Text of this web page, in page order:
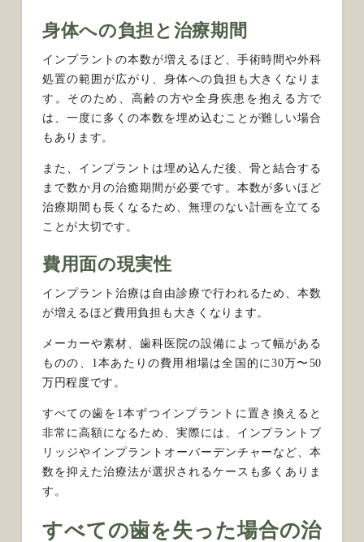
身体への負担と治療期間
インプラントの本数が増えるほど、手術時間や外科
処置の範囲が広がり、身体への負担も大きくなりま
す。そのため、高齢の方や全身疾患を抱える方で
は、一度に多くの本数を埋め込むことが難しい場合
もあります。
また、インプラントは埋め込んだ後、骨と結合する
まで数か月の治癒期間が必要です。本数が多いほど
治療期間も長くなるため、無理のない計画を立てる
ことが大切です。
費用面の現実性
インプラント治療は自由診療で行われるため、本数
が増えるほど費用負担も大きくなります。
メーカーや素材、歯科医院の設備によって幅がある
ものの、1本あたりの費用相場は全国的に30万〜50
万円程度です。
すべての歯を1本ずつインプラントに置き換えると
非常に高額になるため、実際には、インプラントブ
リッジやインプラントオーバーデンチャーなど、本
数を抑えた治療法が選択されるケースも多くありま
す。
すべての歯を失った場合の治